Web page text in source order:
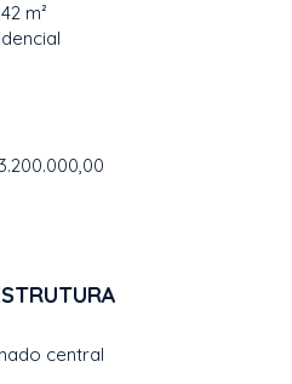
m²
central